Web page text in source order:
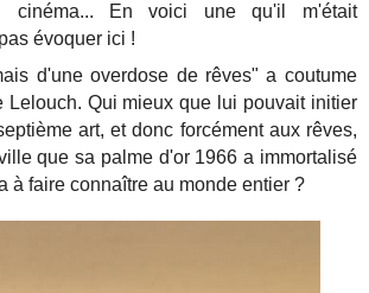
cinéma... En voici une qu'il m'était
évoquer ici !
d'une overdose de rêves" a coutume
Lelouch. Qui mieux que lui pouvait initier
art, et donc forcément aux rêves,
que sa palme d'or 1966 a immortalisé
à faire connaître au monde entier ?